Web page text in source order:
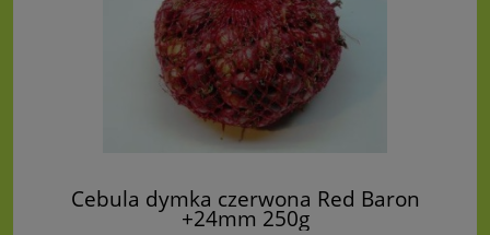
Cebula dymka czerwona Red Baron
+24mm 250g